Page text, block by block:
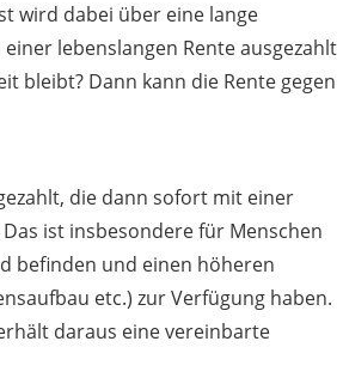
wird dabei über eine lange
lebenslangen Rente ausgezahlt
bleibt? Dann kann die Rente gegen
die dann sofort mit einer
ist insbesondere für Menschen
befinden und einen höheren
etc.) zur Verfügung haben.
daraus eine vereinbarte